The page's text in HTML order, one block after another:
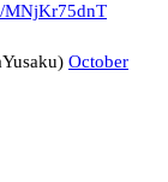
MNjKr75dnT
October